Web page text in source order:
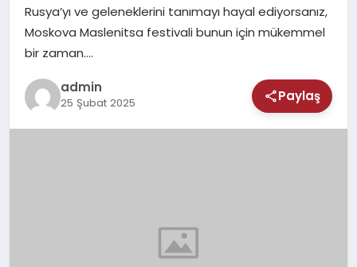
Rusya’yı ve geleneklerini tanımayı hayal ediyorsanız,
Moskova Maslenitsa festivali bunun için mükemmel
bir zaman….
admin
25 Şubat 2025 Paylaş